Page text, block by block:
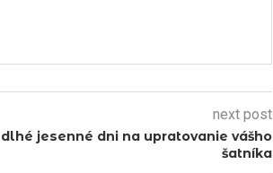
next post
jesenné dni na upratovanie vášho
šatníka